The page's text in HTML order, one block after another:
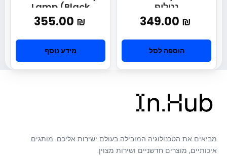
ננוליף
349.00 ₪
הוספה לסל
Lamp (Black
355.00 ₪
מידע נוסף
מביאים את הטכנולוגיה המובילה בעולם ישירות אליכם. מותגים
איכותיים, מוצרים חדשניים ושירות מצוין.